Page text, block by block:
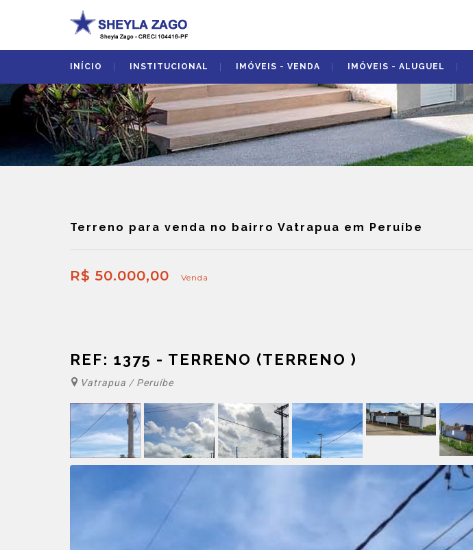
INÍCIO INSTITUCIONAL IMÓVEIS - VENDA IMÓVEIS - ALUGUEL
Terreno para venda no bairro Vatrapua em Peruíbe
R$ 50.000,00 Venda
REF: 1375 - TERRENO (TERRENO )
Vatrapua / Peruíbe